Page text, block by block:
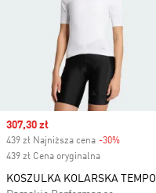
Sale price
307,30 zł
439 zł Najniższa cena -30%
439 zł Cena oryginalna
KOSZULKA KOLARSKA TEMPO